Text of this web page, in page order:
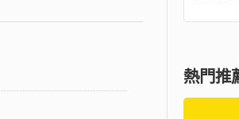
熱門推